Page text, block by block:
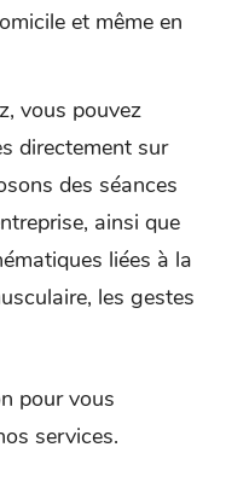
et même en
vous pouvez
directement sur
des séances
ainsi que
liées à la
les gestes
pour vous
services.